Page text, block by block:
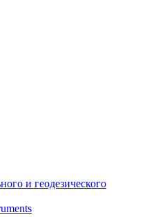
и геодезического